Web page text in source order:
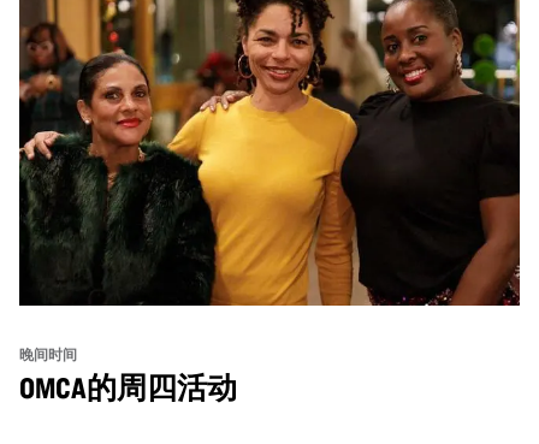
晚间时间
OMCA的周四活动